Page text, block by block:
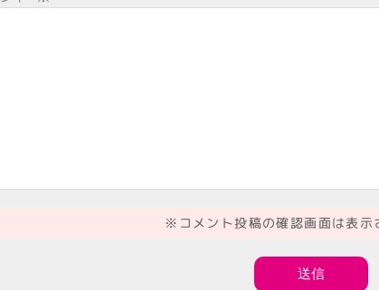
※コメント投稿の確認画面は表示